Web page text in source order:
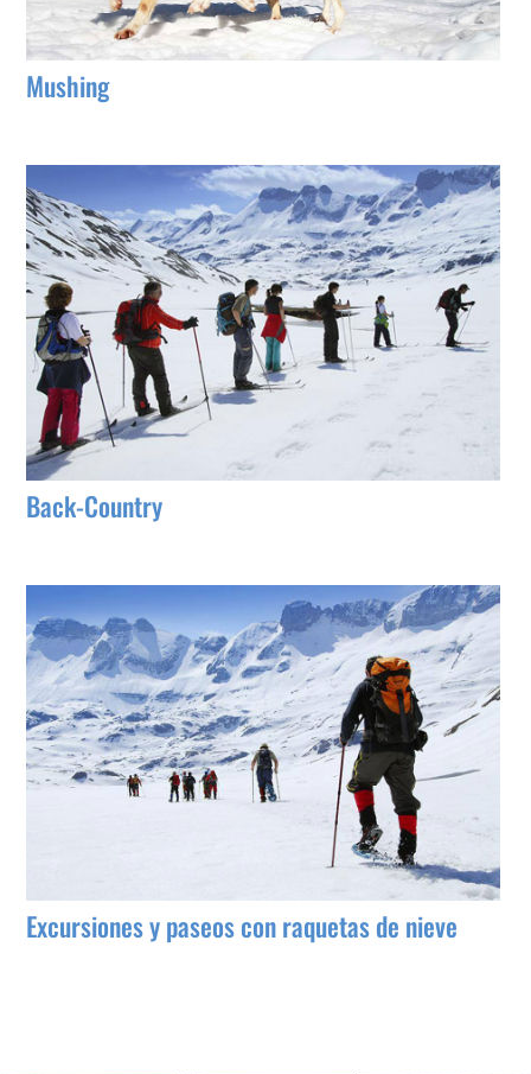
Mushing
Back-Country
Excursiones y paseos con raquetas de nieve